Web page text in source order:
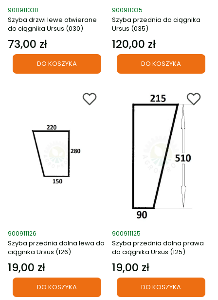
Kod produktu
900911030
Szyba drzwi lewe otwierane
do ciągnika Ursus (030)
Cena
73,00 zł
DO KOSZYKA
Kod produktu
900911035
Szyba przednia do ciągnika
Ursus (035)
Cena
120,00 zł
DO KOSZYKA
Kod produktu
900911126
Szyba przednia dolna lewa do
ciągnika Ursus (126)
Cena
19,00 zł
DO KOSZYKA
Kod produktu
900911125
Szyba przednia dolna prawa
do ciągnika Ursus (125)
Cena
19,00 zł
DO KOSZYKA